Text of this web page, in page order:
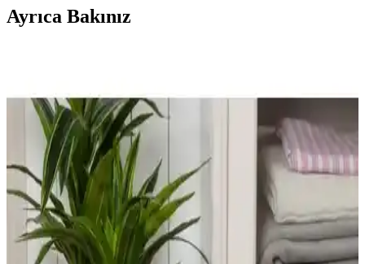
Ayrıca Bakınız
Madame Coco'nun farklı boyutlardaki çiçek desenli hurçları,
dayanıklı malzemeleri ve şık tasarımlarıyla depolama ve düzenleme
çözümleri sunar, kullanım kolaylığı sağlar.
English Home Organizer Setleri Karşılaştırması:
Malzeme, Boyut ve Kullanım Özellikleri
Bu makalede, English Home'un iki farklı organizer ürününü
malzeme, boyut, kullanım alanları ve kullanıcı yorumlarıyla detaylı
karşılaştırıyoruz.